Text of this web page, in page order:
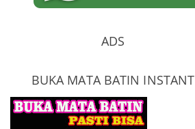
ADS
BUKA MATA BATIN INSTANT